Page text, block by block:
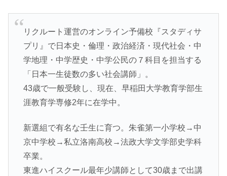
リクルート運営のオンライン予備校『スタディサ
プリ』で日本史・倫理・政治経済・現代社会・中
学地理・中学歴史・中学公民の７科目を担当する
「日本一生徒数の多い社会講師」。
43歳で一般受験し、現在、早稲田大学教育学部生
涯教育学専修2年に在学中。
新選組で有名な壬生に育つ。朱雀第一小学校→中
京中学校→私立洛南高校→法政大学文学部史学科
卒業。
東進ハイスクール最年少講師として30歳まで出講